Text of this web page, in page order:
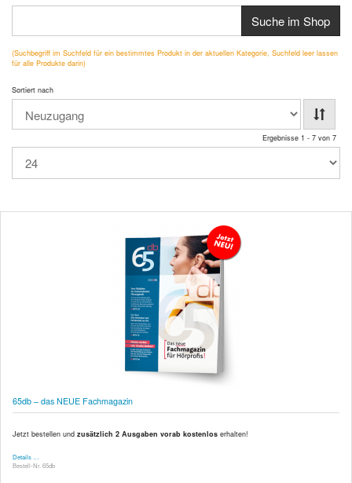
Suche im Shop
(Suchbegriff im Suchfeld für ein bestimmtes Produkt in der aktuellen Kategorie, Suchfeld leer lassen
für alle Produkte darin)
Sortiert nach
Ergebnisse 1 - 7 von 7
65db – das NEUE Fachmagazin
Jetzt bestellen und zusätzlich 2 Ausgaben vorab kostenlos erhalten!
Details …
Bestell-Nr. 65db